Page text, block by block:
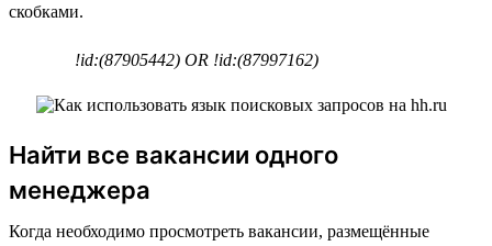
скобками.
!id:(87905442) OR !id:(87997162)
Найти все вакансии одного
менеджера
Когда необходимо просмотреть вакансии, размещённые